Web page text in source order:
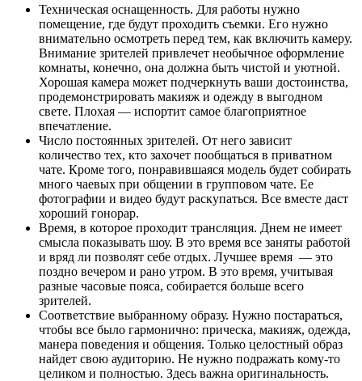
Техническая оснащенность. Для работы нужно
помещение, где будут проходить съемки. Его нужно
внимательно осмотреть перед тем, как включить камеру.
Внимание зрителей привлечет необычное оформление
комнаты, конечно, она должна быть чистой и уютной.
Хорошая камера может подчеркнуть ваши достоинства,
продемонстрировать макияж и одежду в выгодном
свете. Плохая — испортит самое благоприятное
впечатление.
Число постоянных зрителей. От него зависит
количество тех, кто захочет пообщаться в приватном
чате. Кроме того, понравившаяся модель будет собирать
много чаевых при общении в групповом чате. Ее
фотографии и видео будут раскупаться. Все вместе даст
хороший гонорар.
Время, в которое проходит трансляция. Днем не имеет
смысла показывать шоу. В это время все заняты работой
и вряд ли позволят себе отдых. Лучшее время — это
поздно вечером и рано утром. В это время, учитывая
разные часовые пояса, собирается больше всего
зрителей.
Соответствие выбранному образу. Нужно постараться,
чтобы все было гармонично: прическа, макияж, одежда,
манера поведения и общения. Только целостный образ
найдет свою аудиторию. Не нужно подражать кому-то
целиком и полностью. Здесь важна оригинальность.